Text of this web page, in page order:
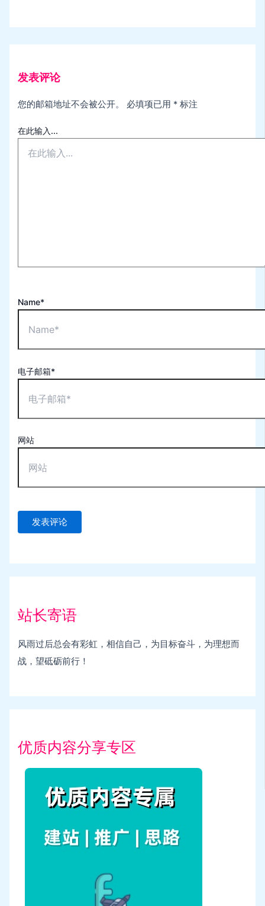
发表评论
您的邮箱地址不会被公开。 必填项已用 * 标注
在此输入...
Name*
电子邮箱*
网站
站长寄语
风雨过后总会有彩虹，相信自己，为目标奋斗，为理想而
战，望砥砺前行！
优质内容分享专区